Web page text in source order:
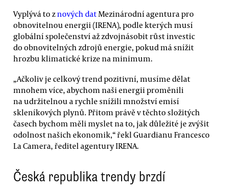
Vyplývá to znových datMezinárodní agentura pro
obnovitelnou energii (IRENA), podle kterých musí
globální společenství až zdvojnásobit růst investic
do obnovitelných zdrojů energie, pokud má snížit
hrozbu klimatické krize na minimum.
„Ačkoliv je celkový trend pozitivní, musíme dělat
mnohem více, abychom naši energii proměnili
na udržitelnou a rychle snížili množství emisí
skleníkových plynů. Přitom právě v těchto složitých
časech bychom měli myslet na to, jak důležité je zvýšit
odolnost našich ekonomik,“ řekl Guardianu Francesco
La Camera, ředitel agentury IRENA.
Česká republika trendy brzdí